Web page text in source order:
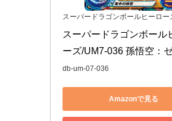
スーパードラゴンボールヒーロー
スーパードラゴンボール
ーズ/UM7-036 孫悟空：
db-um-07-036
Amazonで見る